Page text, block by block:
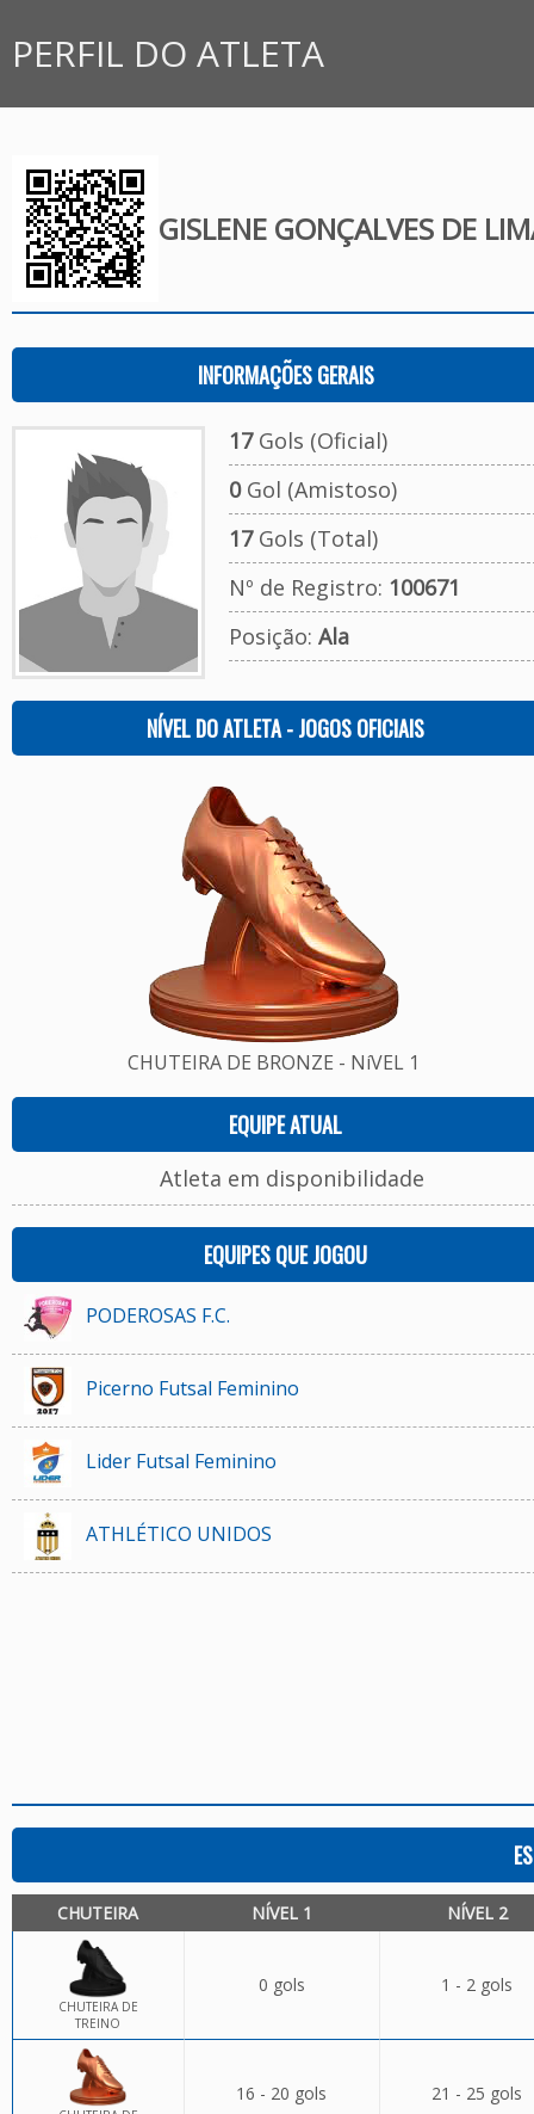
PERFIL DO ATLETA
GISLENE GONÇALVES DE
INFORMAÇÕES GERAIS
17Gols (Oficial)
0Gol (Amistoso)
17Gols (Total)
Nº de Registro: 100671
Posição: Ala
NÍVEL DO ATLETA - JOGOS OFICIAIS
CHUTEIRA DE BRONZE - NíVEL 1
EQUIPE ATUAL
Atleta em disponibilidade
EQUIPES QUE JOGOU
PODEROSAS F.C.
Picerno Futsal Feminino
Lider Futsal Feminino
ATHLÉTICO UNIDOS
CHUTEIRA NÍVEL 1 NÍVEL 2
CHUTEIRA DE
TREINO
0 gols 1 - 2 gols
16 - 20 gols 21 - 25 gols